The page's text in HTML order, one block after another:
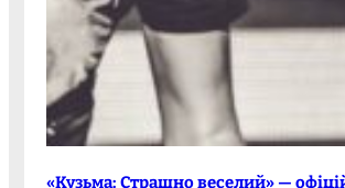
«Кузьма: Страшно веселий» —